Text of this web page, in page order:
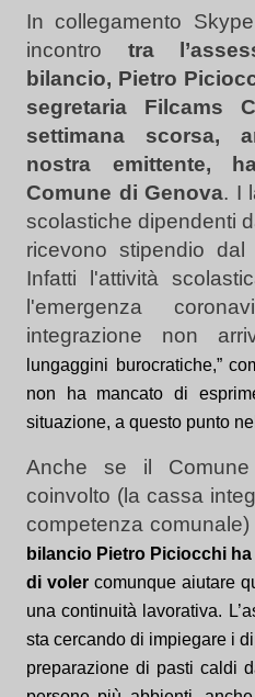
In collegamento
incontro tra
bilancio, Pietro
segretaria Filcams
settimana scorsa,
nostra emittente,
Comune di Genova. I
scolastiche dipendenti
ricevono stipendio
Infatti l'attività
l'emergenza
integrazione non
lungaggini burocratiche,”
non
ha mancato di
situazione, a questo punto
Anche se il
coinvolto (la cassa
competenza comunale)
bilancio Pietro Piciocchi
di voler comunque aiutare
una continuità lavorativa.
sta cercando di impiegare i
preparazione di pasti caldi